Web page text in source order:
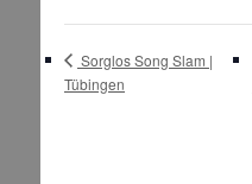
Sorglos Song Slam |
Tübingen